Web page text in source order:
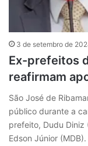
3 de setembro de
Ex-prefeitos
reafirmam
São José de
público durante a
prefeito, Dudu
Edson Júnior